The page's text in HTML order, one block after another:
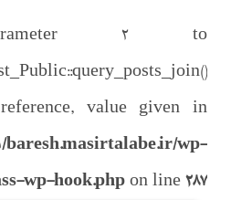
2 to
value given in
baresh.masirtalabe.ir/wp-
wp-hook.phpon line 287